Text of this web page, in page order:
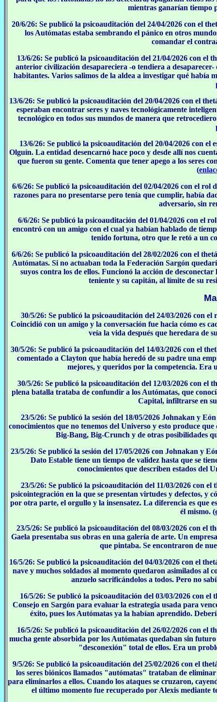
mientras ganarían tiempo
20/6/26: Se publicó la psicoauditación del 24/04/2026 con el
los Autómatas estaba sembrando el pánico en otros
comandar el
13/6/26: Se publicó la psicoauditación del 21/04/2026 con el
anterior civilización desapareciera -o tendiera a
habitantes. Varios salimos de la aldea a investigar qué
13/6/26: Se publicó la psicoauditación del 20/04/2026 con el
esperaban encontrar seres y naves tecnológicamente
tecnológico en todos sus mundos de manera que
13/6/26: Se publicó la psicoauditación del 20/04/2026 con
Olguín. La entidad desencarnó hace poco y desde allí nos
que fueron su gente. Comenta que tener apego a los seres
(
6/6/26: Se publicó la psicoauditación del 02/04/2026 con el
razones para no presentarse pero tenía que cumplir, había
adversario, sin
6/6/26: Se publicó la psicoauditación del 01/04/2026 con el
encontró con un amigo con el cual ya habían hablado de
tenido fortuna, otro que le retó a un
6/6/26: Se publicó la psicoauditación del 28/02/2026 con el
Autómatas. Si no actuaban toda la Federación Sargón
suyos contra los de ellos. Funcionó la acción de
teniente y su capitán, al límite de su
30/5/26: Se publicó la psicoauditación del 24/03/2026 con
Coincidió con un amigo y la conversación fue hacia cómo es
veía la vida después que heredara de
30/5/26: Se publicó la psicoauditación del 14/03/2026 con el
comentado a Clayton que había heredó de su padre una
mejores, y queridos por la competencia. Era
30/5/26: Se publicó la psicoauditación del 12/03/2026 con
plena batalla trataba de confundir a los Autómatas, que
Capital, infiltrarse en
23/5/26: Se publicó la sesión del 18/05/2026 Johnakan y
conocimientos que no tenemos del Universo y esto produce
Big-Bang, Big-Crunch y de otras posibilidades
23/5/26: Se publicó la sesión del 17/05/2026 con Johnakan y
Dato Estable tiene un tiempo de validez hasta que se
conocimientos que describen estados del
23/5/26: Se publicó la psicoauditación del 11/03/2026 con
psicointegración en la que se presentan virtudes y defectos,
por otra parte, el orgullo y la insensatez. La diferencia es que
él mismo. (
23/5/26: Se publicó la psicoauditación del 08/03/2026 con
Gaela presentaba sus obras en una galería de arte. Un
que pintaba. Se encontraron de
16/5/26: Se publicó la psicoauditación del 04/03/2026 con el
nave y muchos soldados al momento quedaron asimilados al
anzuelo sacrificándolos a todos. Pero no
16/5/26: Se publicó la psicoauditación del 03/03/2026 con
Consejo en Sargón para evaluar la estrategia usada para
éxito, pues los Autómatas ya la habían aprendido.
16/5/26: Se publicó la psicoauditación del 26/02/2026 con
mucha gente absorbida por los Autómatas quedaban sin
"desconexión" total de ellos. Era un
9/5/26: Se publicó la psicoauditación del 25/02/2026 con el
los seres biónicos llamados "autómatas" trataban de
para eliminarlos a ellos. Cuando los ataques se cruzaron,
el último momento fue recuperado por Alexis mediante